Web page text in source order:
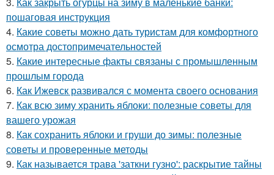
пошаговая инструкция
4. Какие советы можно дать туристам для комфортного
осмотра достопримечательностей
5. Какие интересные факты связаны с промышленным
прошлым города
6. Как Ижевск развивался с момента своего основания
7. Как всю зиму хранить яблоки: полезные советы для
вашего урожая
8. Как сохранить яблоки и груши до зимы: полезные
советы и проверенные методы
9. Как называется трава 'заткни гузно': раскрытие тайны